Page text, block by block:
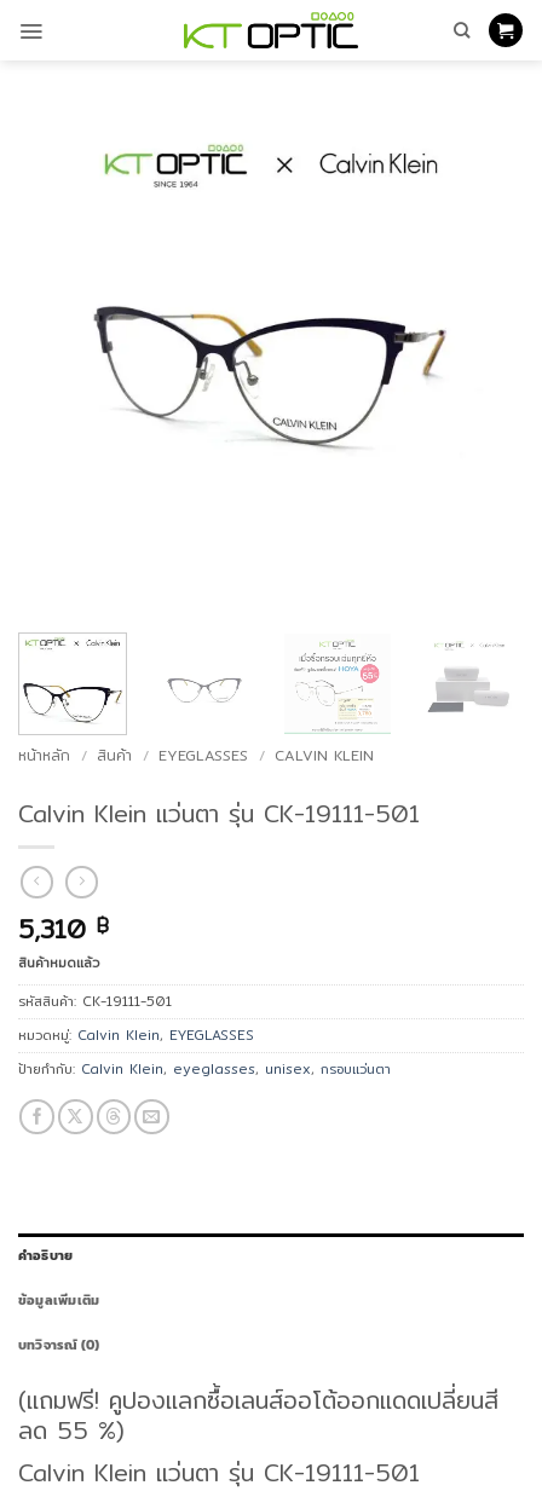
หน้าหลัก / สินค้า / EYEGLASSES / CALVIN KLEIN
Calvin Klein แว่นตา รุ่น CK-19111-501
5,310 ฿
สินค้าหมดแล้ว
รหัสสินค้า: CK-19111-501
หมวดหมู่: Calvin Klein, EYEGLASSES
ป้ายกำกับ: Calvin Klein, eyeglasses, unisex, กรอบแว่นตา
คำอธิบาย
ข้อมูลเพิ่มเติม
บทวิจารณ์ (0)
(แถมฟรี! คูปองแลกซื้อเลนส์ออโต้ออกแดดเปลี่ยนสี
ลด 55 %)
Calvin Klein แว่นตา รุ่น CK-19111-501